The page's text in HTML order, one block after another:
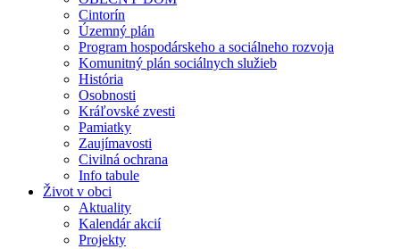
Cintorín
Územný plán
Program hospodárskeho a sociálneho rozvoja
Komunitný plán sociálnych služieb
História
Osobnosti
Kráľovské zvesti
Pamiatky
Zaujímavosti
Civilná ochrana
Info tabule
Život v obci
Aktuality
Kalendár akcií
Projekty